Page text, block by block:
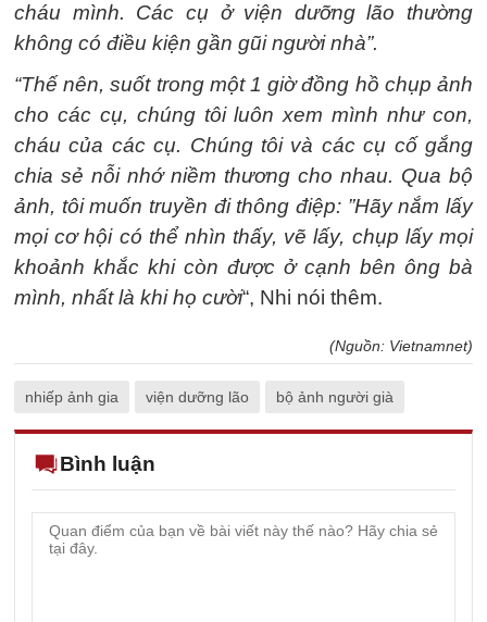
cháu mình. Các cụ ở viện dưỡng lão thường
không có điều kiện gần gũi người nhà”.
“Thế nên, suốt trong một 1 giờ đồng hồ chụp ảnh
cho các cụ, chúng tôi luôn xem mình như con,
cháu của các cụ. Chúng tôi và các cụ cố gắng
chia sẻ nỗi nhớ niềm thương cho nhau. Qua bộ
ảnh, tôi muốn truyền đi thông điệp: ”Hãy nắm lấy
mọi cơ hội có thể nhìn thấy, vẽ lấy, chụp lấy mọi
khoảnh khắc khi còn được ở cạnh bên ông bà
mình, nhất là khi họ cười“, Nhi nói thêm.
(Nguồn: Vietnamnet)
nhiếp ảnh gia viện dưỡng lão bộ ảnh người già
Bình luận